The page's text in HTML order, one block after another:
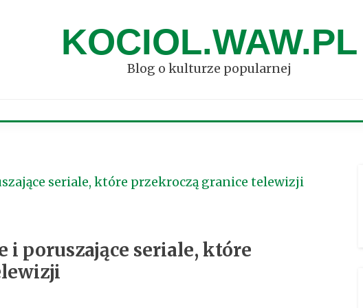
KOCIOL.WAW.PL
Blog o kulturze popularnej
seriale, które przekroczą granice telewizji
i poruszające seriale, które